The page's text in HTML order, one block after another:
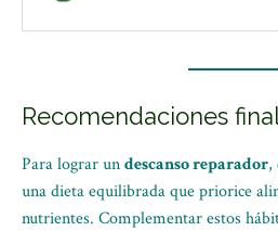
Recomendaciones
Para lograr undescanso reparador,
una dieta equilibrada que priorice
nutrientes. Complementar estos